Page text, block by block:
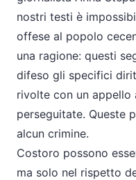
nostri testi è
offese al popolo
una ragione: questi
difeso gli specifici
rivolte con un
perseguitate. Queste
alcun crimine.
Costoro possono
ma solo nel rispetto